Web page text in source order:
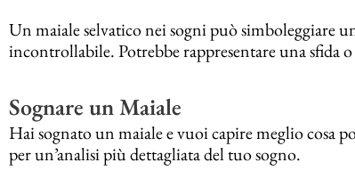
Un maiale selvatico nei sogni può simboleggiare
incontrollabile. Potrebbe rappresentare una sfida
Sognare un Maiale
Hai sognato un maiale e vuoi capire meglio cosa
per un’analisi più dettagliata del tuo sogno.